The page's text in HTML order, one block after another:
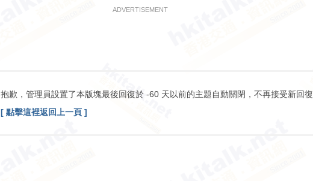
ADVERTISEMENT
抱歉，管理員設置了本版塊最後回復於 -60 天以前的主題自動關閉，不再接受新回復
[ 點擊這裡返回上一頁 ]